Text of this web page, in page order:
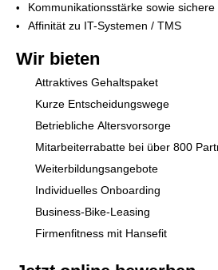
Kommunikationsstärke sowie
Affinität zu IT-Systemen / TMS
Wir bieten
Attraktives Gehaltspaket
Kurze Entscheidungswege
Betriebliche Altersvorsorge
Mitarbeiterrabatte bei über 800
Weiterbildungsangebote
Individuelles Onboarding
Business-Bike-Leasing
Firmenfitness mit Hansefit